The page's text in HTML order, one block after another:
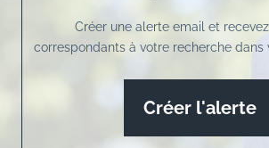
Créer une alerte email et
correspondants à votre recherche dans
Créer l'alerte